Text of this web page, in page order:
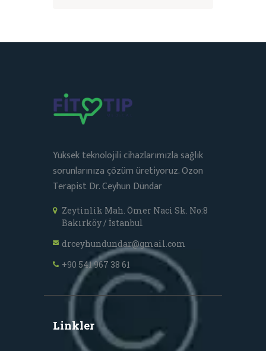
Yüksek teknolojili cihazlarımızla sağlık
sorunlarınıza çözüm üretiyoruz. Ozon
Terapist Dr. Ceyhun Dündar
Zeytinlik Mah. Ömer Naci Sk. No:8
Bakırköy / İstanbul
drceyhundundar@gmail.com
+90 541 967 38 61
Linkler